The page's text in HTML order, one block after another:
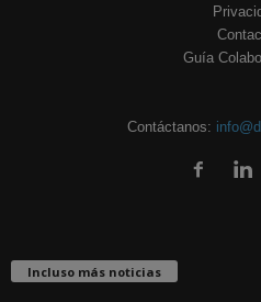
Guía
Contáctanos:
Incluso más noticias